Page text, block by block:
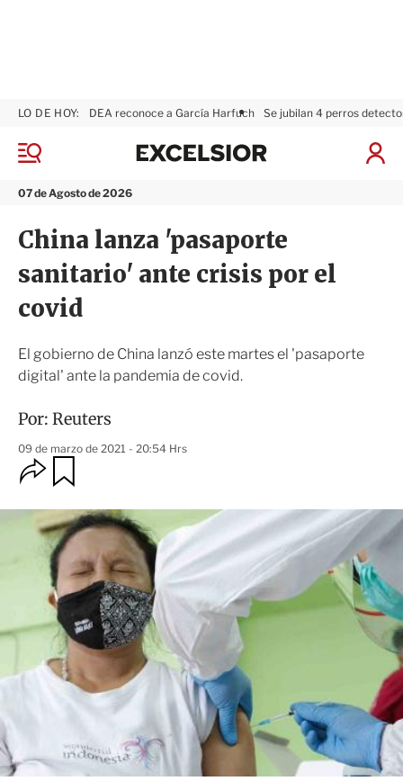
M
n
07 de Agosto de 2026
LO DE HOY: DEA reconoce a García Harfuch Se jubilan 4 perros
I
x
s
i
China lanza 'pasaporte
sanitario' ante crisis por el
covid
El gobierno de China lanzó este martes el 'pasaporte
digital' ante la pandemia de covid.
Por: Reuters
09 de marzo de 2021 - 20:54 Hrs
O
p
i
o
n
e
s
d
e
c
m
r
r
d
r